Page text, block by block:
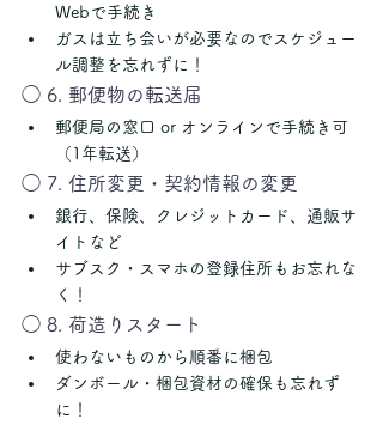
Webで手続き
ガスは立ち会いが必要なのでスケジュー
ル調整を忘れずに！
◯ 6. 郵便物の転送届
郵便局の窓口 or オンラインで手続き可
（1年転送）
◯ 7. 住所変更・契約情報の変更
銀行、保険、クレジットカード、通販サ
イトなど
サブスク・スマホの登録住所もお忘れな
く！
◯ 8. 荷造りスタート
使わないものから順番に梱包
ダンボール・梱包資材の確保も忘れず
に！